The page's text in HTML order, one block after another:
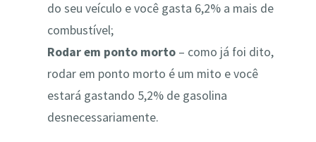
do seu veículo e você gasta 6,2% a mais de
combustível;
Rodar em ponto morto – como já foi dito,
rodar em ponto morto é um mito e você
estará gastando 5,2% de gasolina
desnecessariamente.